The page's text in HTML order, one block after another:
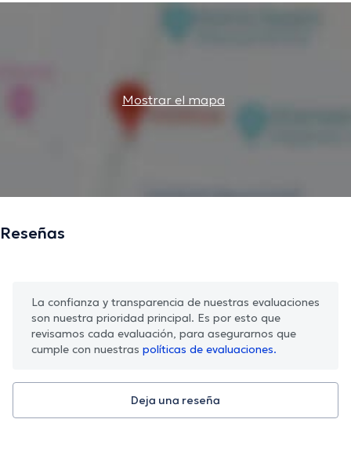
Mostrar el mapa
Reseñas
La confianza y transparencia de nuestras evaluaciones
son nuestra prioridad principal. Es por esto que
revisamos cada evaluación, para asegurarnos que
cumple con nuestras políticas de evaluaciones.
Deja una reseña